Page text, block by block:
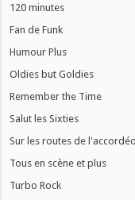
120 minutes
Fan de Funk
Humour Plus
Oldies but Goldies
Remember the Time
Salut les Sixties
Sur les routes de
Tous en scène et plus
Turbo Rock